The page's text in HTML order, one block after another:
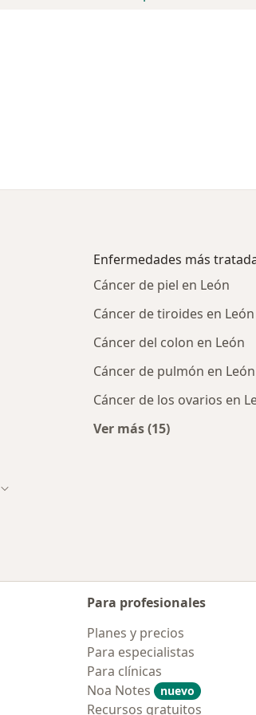
Enfermedades más
Cáncer de piel en León
Cáncer de tiroides en León
Cáncer del colon en León
Cáncer de pulmón en León
Cáncer de los ovarios en
Ver más (15)
Cambiar de ciudad
Para profesionales
Planes y precios
Para especialistas
Para clínicas
Noa Notes
nuevo
Recursos gratuitos